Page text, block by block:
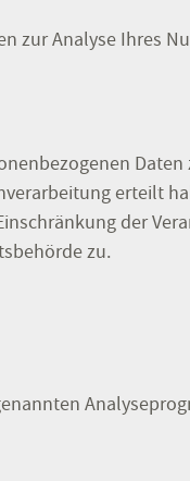
zur Analyse Ihres
Daten
erteilt
der
zu.